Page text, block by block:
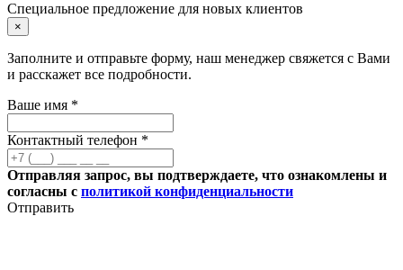
Специальное предложение для новых клиентов
×
Заполните и отправьте форму, наш менеджер свяжется с Вами
и расскажет все подробности.
Ваше имя *
Контактный телефон *
Отправляя запрос, вы подтверждаете, что ознакомлены и
согласны с политикой конфиденциальности
Отправить